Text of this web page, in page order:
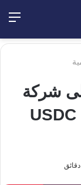
شركة
Circle المصدرة لعملة USDC